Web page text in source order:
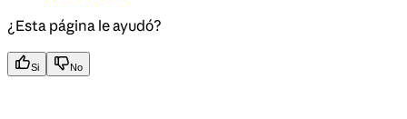
¿Esta página le ayudó?
Si No